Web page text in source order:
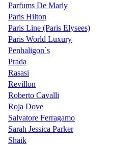
Parfums De Marly
Paris Hilton
Paris Line (Paris Elysees)
Paris World Luxury
Penhaligon`s
Prada
Rasasi
Revillon
Roberto Cavalli
Roja Dove
Salvatore Ferragamo
Sarah Jessica Parker
Shaik